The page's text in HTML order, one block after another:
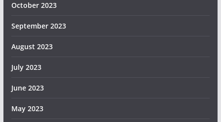
October 2023
September 2023
August 2023
July 2023
June 2023
May 2023